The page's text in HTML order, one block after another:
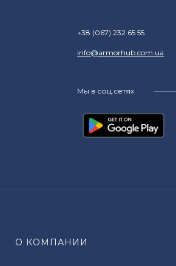
+38 (067) 232 65 55
info@armorhub.com.ua
Мы в соц.сетях
О КОМПАНИИ